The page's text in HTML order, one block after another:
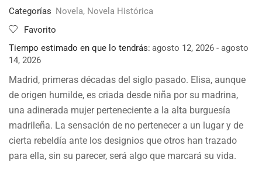
Categorías Novela, Novela Histórica
Favorito
Tiempo estimado en que lo tendrás: agosto 12, 2026 - agosto
14, 2026
Madrid, primeras décadas del siglo pasado. Elisa, aunque
de origen humilde, es criada desde niña por su madrina,
una adinerada mujer perteneciente a la alta burguesía
madrileña. La sensación de no pertenecer a un lugar y de
cierta rebeldía ante los designios que otros han trazado
para ella, sin su parecer, será algo que marcará su vida.